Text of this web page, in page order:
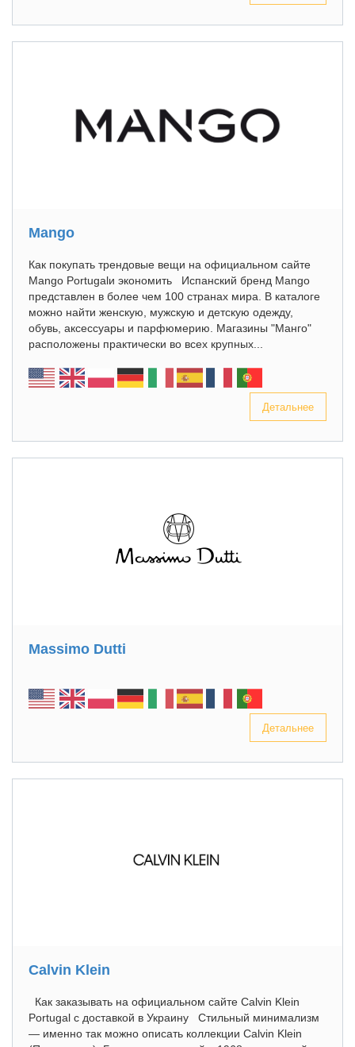
Mango
Как покупать трендовые вещи на официальном сайте
Mango Portugalи экономить Испанский бренд Mango
представлен в более чем 100 странах мира. В каталоге
можно найти женскую, мужскую и детскую одежду,
обувь, аксессуары и парфюмерию. Магазины "Манго"
расположены практически во всех крупных...
Детальнее
Massimo Dutti
Детальнее
Calvin Klein
Как заказывать на официальном сайте Calvin Klein
Portugal с доставкой в Украину Стильный минимализм
— именно так можно описать коллекции Calvin Klein